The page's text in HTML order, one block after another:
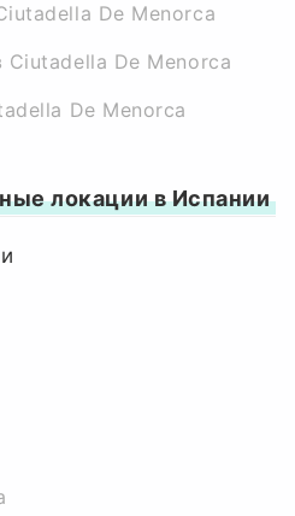
De Menorca
De Menorca
De Menorca
локации в Испании